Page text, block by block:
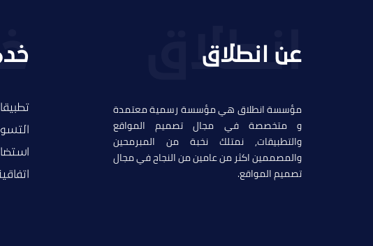
عن انطلاق
مؤسسة انطلاق هي مؤسسة رسمية معتمدة
و متخصصة في مجال تصميم المواقع
والتطبيقات, نمتلك نخبة من المبرمحين
والمصممين اكثر من عامين من النجاح في مجال
تصميم المواقع.